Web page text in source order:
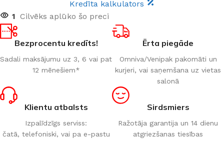
Kredīta kalkulators
1 Cilvēks aplūko šo preci
Bezprocentu kredīts!
Sadali maksājumu uz 3, 6 vai pat
12 mēnešiem*
Ērta piegāde
Omniva/Venipak pakomāti un
kurjeri, vai saņemšana uz vietas
salonā
Klientu atbalsts
Izpalīdzīgs serviss:
čatā, telefoniski, vai pa e-pastu
Sirdsmiers
Ražotāja garantija un 14 dienu
atgriezšanas tiesības